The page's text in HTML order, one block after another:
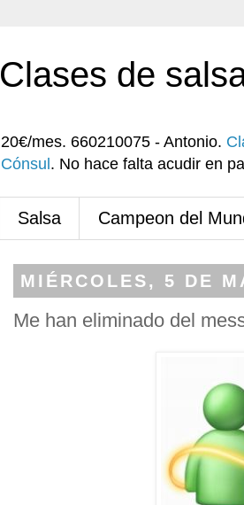
Clases de
20€/mes. 660210075 - Antonio.
Cónsul . No hace falta acudir en
Salsa Campeon del
MIÉRCOLES, 5 DE
Me han eliminado del